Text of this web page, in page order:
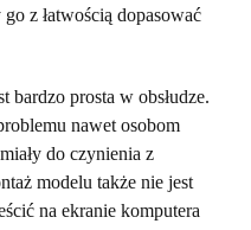
z łatwością dopasować
prosta w obsłudze.
nawet osobom
do czynienia z
modelu także nie jest
na ekranie komputera